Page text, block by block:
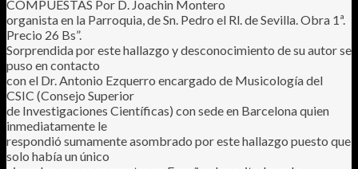
COMPUESTAS Por D. Joachin Montero
organista en la Parroquia, de Sn. Pedro el Rl. de Sevilla. Obra 1ª.
Precio 26 Bs”.
Sorprendida por este hallazgo y desconocimiento de su autor se
puso en contacto
con el Dr. Antonio Ezquerro encargado de Musicología del
CSIC (Consejo Superior
de Investigaciones Científicas) con sede en Barcelona quien
inmediatamente le
respondió sumamente asombrado por este hallazgo puesto que
solo había un único